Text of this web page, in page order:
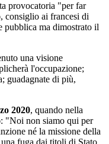
provocatoria "per far
consiglio ai francesi di
pubblica ma dimostrato il
una visione
l'occupazione;
guadagnate di più,
2020, quando nella
"Noi non siamo qui per
né la missione della